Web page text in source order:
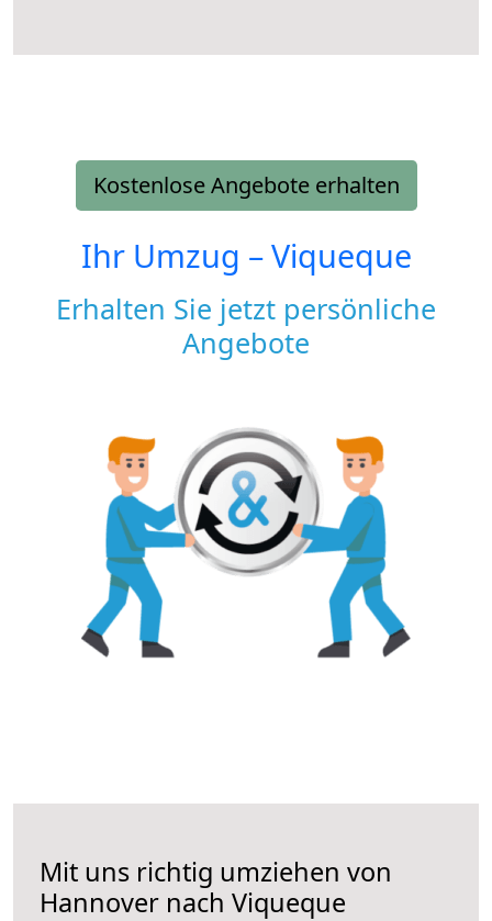
Kostenlose Angebote erhalten
Ihr Umzug –Viqueque
Erhalten Sie jetzt persönliche
Angebote
Mit uns richtig umziehen von
Hannover nach Viqueque